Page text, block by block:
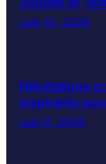
Juin 14, 2026
Félicitations
inspirants
Juin 9, 2026